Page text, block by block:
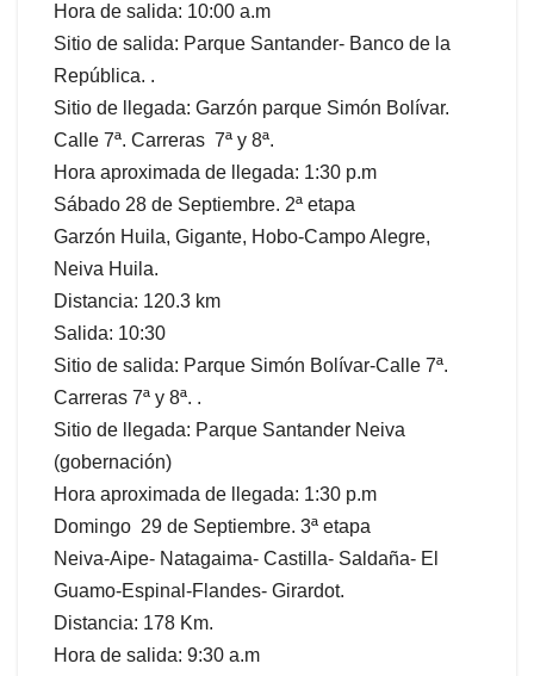
Hora de salida: 10:00 a.m
Sitio de salida: Parque Santander- Banco de la
República. .
Sitio de llegada: Garzón parque Simón Bolívar.
Calle 7ª. Carreras 7ª y 8ª.
Hora aproximada de llegada: 1:30 p.m
Sábado 28 de Septiembre. 2ª etapa
Garzón Huila, Gigante, Hobo-Campo Alegre,
Neiva Huila.
Distancia: 120.3 km
Salida: 10:30
Sitio de salida: Parque Simón Bolívar-Calle 7ª.
Carreras 7ª y 8ª. .
Sitio de llegada: Parque Santander Neiva
(gobernación)
Hora aproximada de llegada: 1:30 p.m
Domingo 29 de Septiembre. 3ª etapa
Neiva-Aipe- Natagaima- Castilla- Saldaña- El
Guamo-Espinal-Flandes- Girardot.
Distancia: 178 Km.
Hora de salida: 9:30 a.m